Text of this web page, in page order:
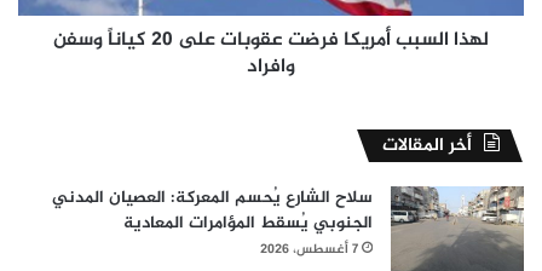
وسفن
لهذا السبب أمريكا فرضت عقوبات على 20 كياناً وسفن
وافراد
أخر المقالات
سلاح الشارع يُحسم المعركة: العصيان المدني
الجنوبي يُسقط المؤامرات المعادية
7 أغسطس، 2026